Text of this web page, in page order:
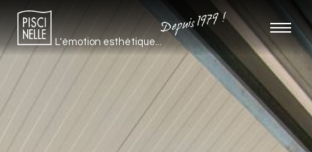
L'émotion esthétique...
Depuis 1979 !